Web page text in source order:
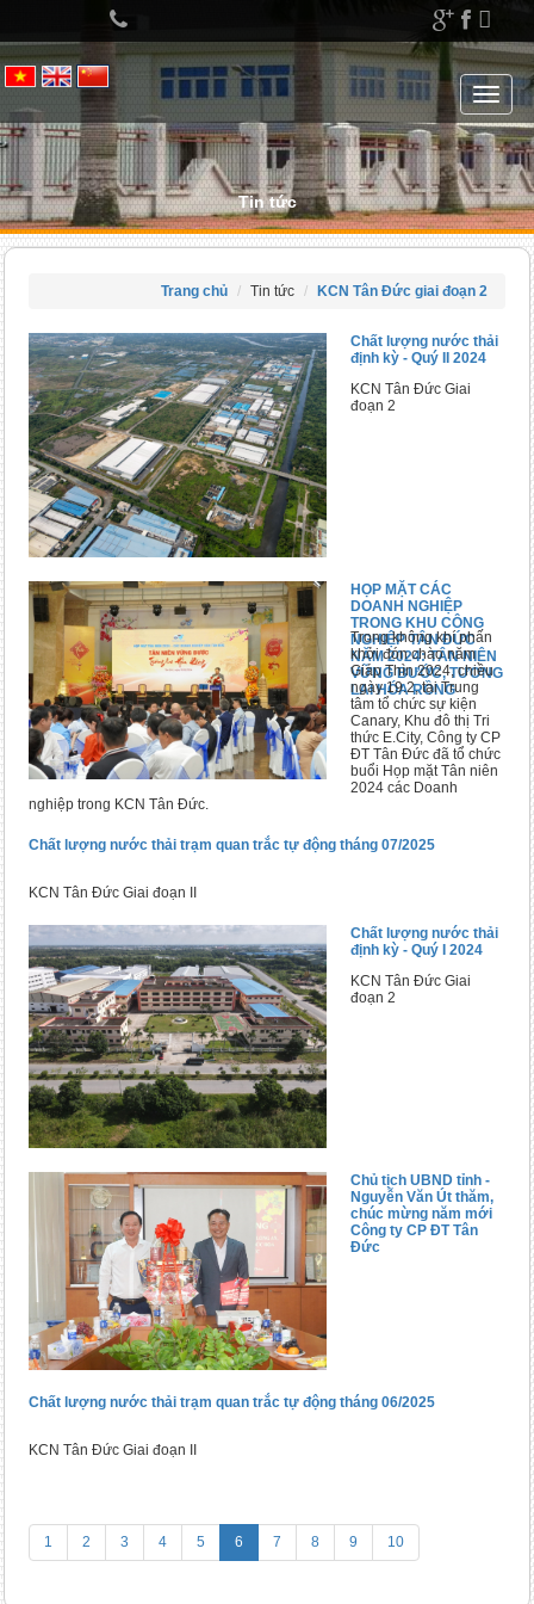
menu
Toggle
Tin tức
Trang chủ Tin tức KCN Tân Đức giai đoạn 2
Chất lượng nước thải
định kỳ - Quý II 2024
KCN Tân Đức Giai
đoạn 2
HỌP MẶT CÁC
DOANH NGHIỆP
TRONG KHU CÔNG
NGHIỆP TÂN ĐỨC
NĂM 2024: TÂN NIÊN
VỮNG BƯỚC, TƯƠNG
LAI HÓA RỒNG
Trong không khí phấn
khởi đón chào năm
Giáp Thìn 2024, chiều
ngày 19.2, tại Trung
tâm tổ chức sự kiện
Canary, Khu đô thị Tri
thức E.City, Công ty CP
ĐT Tân Đức đã tổ chức
buổi Họp mặt Tân niên
2024 các Doanh
nghiệp trong KCN Tân Đức.
Chất lượng nước thải trạm quan trắc tự động tháng 07/2025
KCN Tân Đức Giai đoạn II
Chất lượng nước thải
định kỳ - Quý I 2024
KCN Tân Đức Giai
đoạn 2
Chủ tịch UBND tỉnh -
Nguyễn Văn Út thăm,
chúc mừng năm mới
Công ty CP ĐT Tân
Đức
Chất lượng nước thải trạm quan trắc tự động tháng 06/2025
KCN Tân Đức Giai đoạn II
1 2 3 4 5 6 7 8 9 10